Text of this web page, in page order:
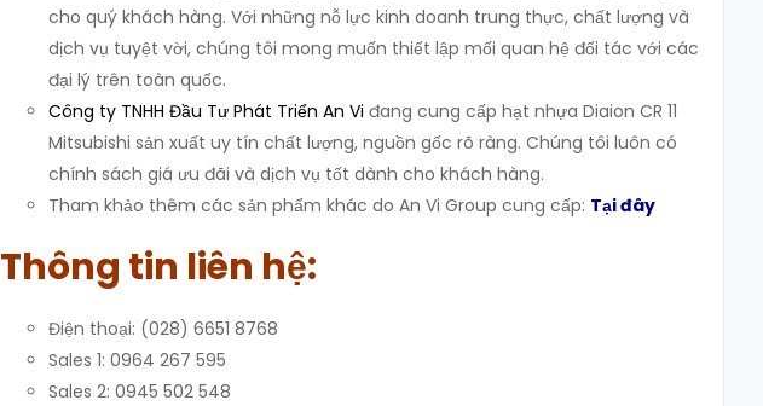
cho quý khách hàng. Với những nỗ lực kinh doanh trung thực, chất lượng và
dịch vụ tuyệt vời, chúng tôi mong muốn thiết lập mối quan hệ đối tác với các
đại lý trên toàn quốc.
Công ty TNHH Đầu Tư Phát Triển An Vi đang cung cấp hạt nhựa Diaion CR 11
Mitsubishi sản xuất uy tín chất lượng, nguồn gốc rõ ràng. Chúng tôi luôn có
chính sách giá ưu đãi và dịch vụ tốt dành cho khách hàng.
Tham khảo thêm các sản phẩm khác do An Vi Group cung cấp: Tại đây
Thông tin liên hệ:
Điện thoại: (028) 6651 8768
Sales 1: 0964 267 595
Sales 2: 0945 502 548